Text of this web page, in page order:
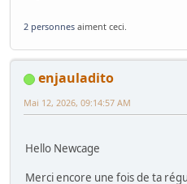
2 personnes aiment ceci.
enjauladito
Mai 12, 2026, 09:14:57 AM
Hello Newcage
Merci encore une fois de ta